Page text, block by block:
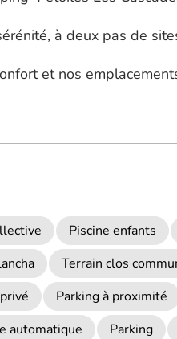
à deux pas de
et nos
Piscine enfants
Terrain clos
Parking à proximité
automatique Parking